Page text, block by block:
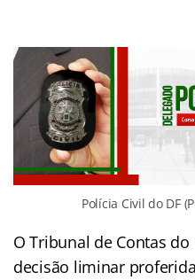
Polícia Civil do DF
O Tribunal de Contas do
decisão liminar